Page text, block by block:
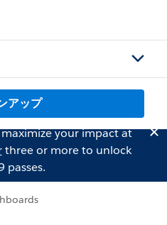
アップ
your impact at
three or more to unlock
passes.